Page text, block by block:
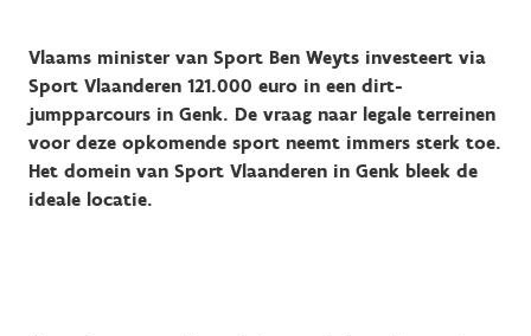
Vlaams minister van Sport Ben Weyts investeert via
Sport Vlaanderen 121.000 euro in een dirt-
jumpparcours in Genk. De vraag naar legale terreinen
voor deze opkomende sport neemt immers sterk toe.
Het domein van Sport Vlaanderen in Genk bleek de
ideale locatie.